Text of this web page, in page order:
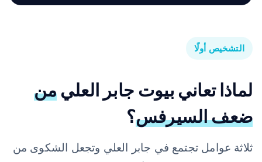
التشخيص أولًا
لماذا تعاني بيوت جابر العليمن
ضعف السيرفس؟
ثلاثة عوامل تجتمع في جابر العلي وتجعل الشكوى من